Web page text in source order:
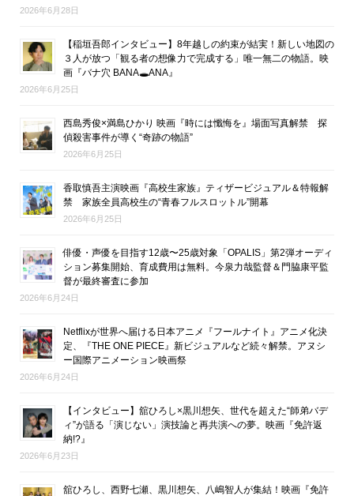
2026年6月28日
【稲垣吾郎インタビュー】8年越しの約束が結実！新しい地図の
３人が放つ「観る者の想像力で完成する」唯一無二の物語。映
画『バナ穴 BANA🕳ANA』
2026年6月25日
西島秀俊×満島ひかり 映画『時には懺悔を』場面写真解禁 探
偵殺害事件が導く“奇跡の物語”
2026年6月25日
香取慎吾主演映画『高校生家族』ティザービジュアル＆特報解
禁 家族全員高校生の“青春フルスロットル”開幕
2026年6月25日
俳優・声優を目指す12歳〜25歳対象「OPALIS」第2弾オーディ
ション募集開始、育成費用は無料。今泉力哉監督＆門脇康平監
督が最終審査に参加
2026年6月24日
Netflixが世界へ届ける日本アニメ『フールナイト』アニメ化決
定、『THE ONE PIECE』新ビジュアルなど続々解禁。アヌシ
ー国際アニメーション映画祭
2026年6月24日
【インタビュー】舘ひろし×黒川想矢、世代を超えた“師弟バデ
ィ”が語る「演じない」演技論と再共演への夢。映画『免許返
納!?』
2026年6月23日
舘ひろし、西野七瀬、黒川想矢、八嶋智人が集結！映画『免許